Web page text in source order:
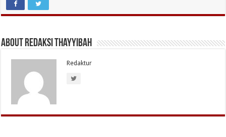
About Redaksi Thayyibah
Redaktur